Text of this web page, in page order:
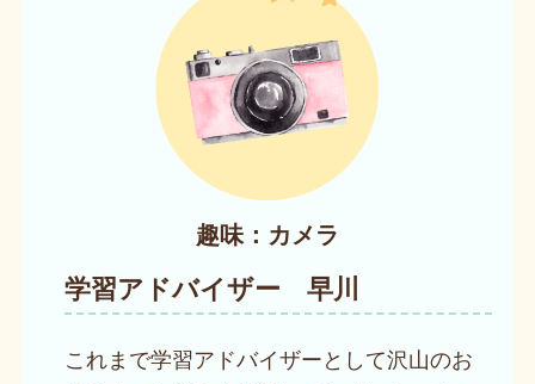
趣味：カメラ
学習アドバイザー 早川
これまで学習アドバイザーとして沢山のお